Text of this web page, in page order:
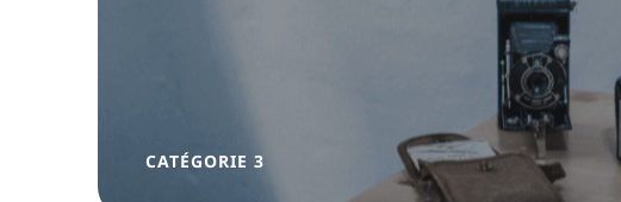
CATÉGORIE 3